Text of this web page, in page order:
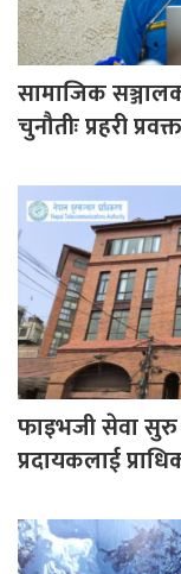
सामाजिक
चुनौतीः प्रहरी
फाइभजी सेवा सुरु
प्रदायकलाई